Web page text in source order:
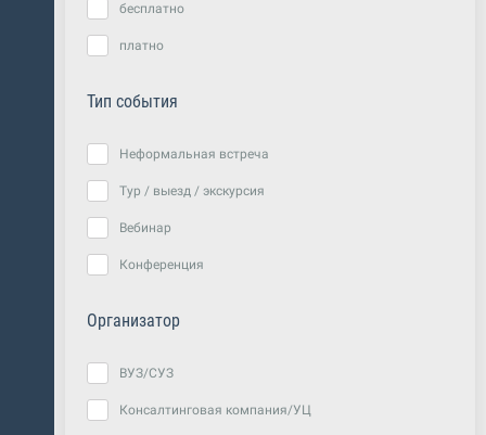
бесплатно
платно
Тип события
Неформальная встреча
Тур / выезд / экскурсия
Вебинар
Конференция
Организатор
ВУЗ/СУЗ
Консалтинговая компания/УЦ